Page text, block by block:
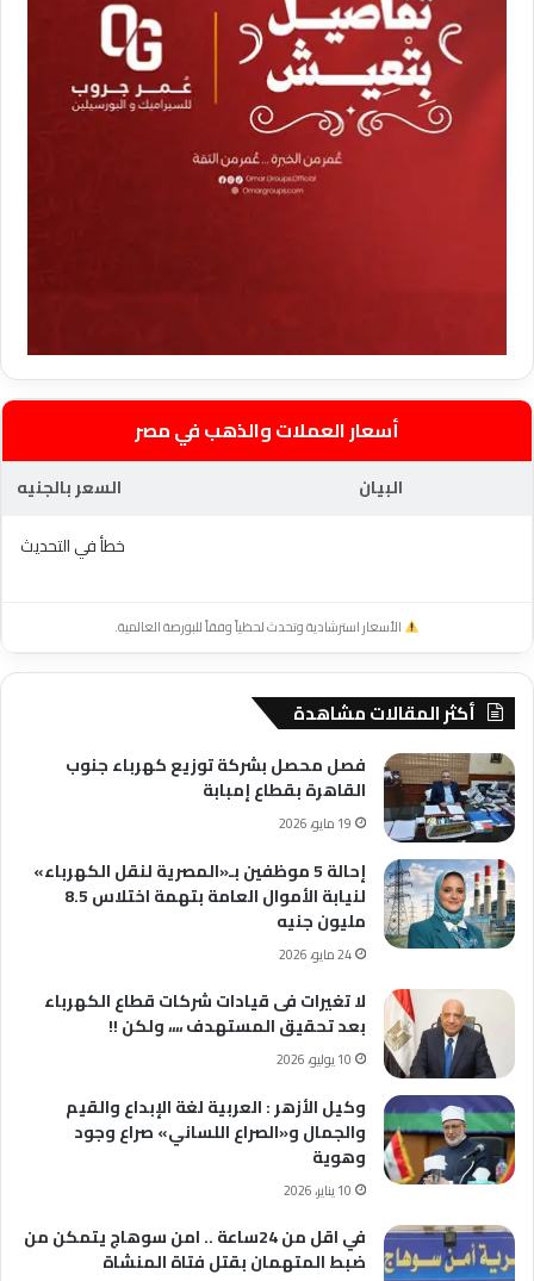
أسعار العملات والذهب في مصر
البيان
السعر بالجنيه
خطأ في التحديث
الأسعار استرشادية وتحدث لحظياً وفقاً للبورصة العالمية.
أكثر المقالات مشاهدة
فصل محصل بشركة توزيع كهرباء جنوب
القاهرة بقطاع إمبابة
19 مايو، 2026
إحالة 5 موظفين بـ«المصرية لنقل الكهرباء»
لنيابة الأموال العامة بتهمة اختلاس 8.5
مليون جنيه
24 مايو، 2026
لا تغيرات فى قيادات شركات قطاع الكهرباء
بعد تحقيق المستهدف ،،،، ولكن !!
10 يوليو، 2026
وكيل الأزهر : العربية لغة الإبداع والقيم
والجمال و«الصراع اللساني» صراع وجود
وهوية
10 يناير، 2026
في اقل من 24ساعة .. امن سوهاج يتمكن من
ضبط المتهمان بقتل فتاة المنشاة